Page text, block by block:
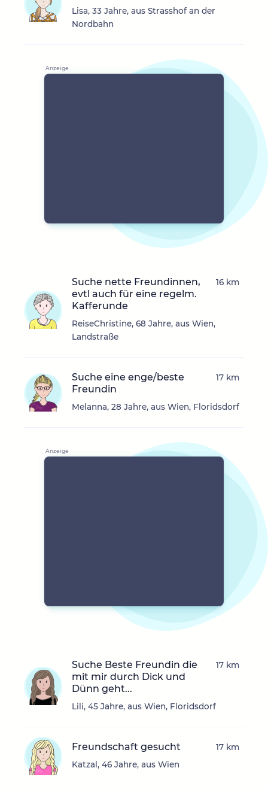
Lisa, 33 Jahre, aus Strasshof an der
Nordbahn
Suche nette Freundinnen,
evtl auch für eine regelm.
Kafferunde
ReiseChristine, 68 Jahre, aus Wien,
Landstraße
16 km
Suche eine enge/beste
Freundin
Melanna, 28 Jahre, aus Wien, Floridsdorf
17 km
Suche Beste Freundin die
mit mir durch Dick und
Dünn geht...
Lili, 45 Jahre, aus Wien, Floridsdorf
17 km
Freundschaft gesucht
Katzal, 46 Jahre, aus Wien
17 km